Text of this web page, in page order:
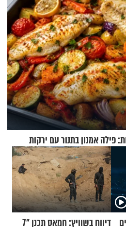
פילה אמנון בתנור עם ירקות
דיווח בשוויץ: חמאס תכנן "7